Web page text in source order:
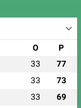
O P
33 77
33 73
33 69